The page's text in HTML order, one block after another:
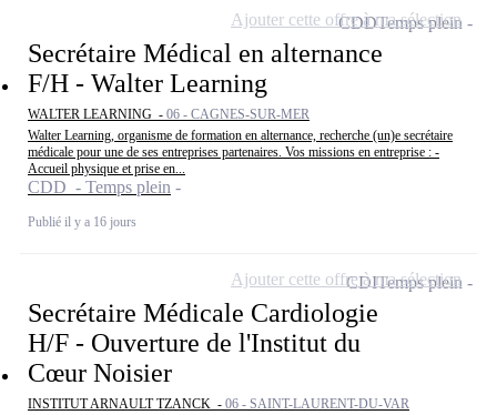
Secrétaire Médical en alternance
F/H - Walter Learning
WALTER LEARNING - 06 - CAGNES-SUR-MER
Walter Learning, organisme de formation en alternance, recherche (un)e secrétaire
médicale pour une de ses entreprises partenaires. Vos missions en entreprise : -
Accueil physique et prise en...
CDD - Temps plein
Publié il y a 16 jours
CDDTemps plein
Ajouter cette offre à ma sélection
Secrétaire Médicale Cardiologie
H/F - Ouverture de l'Institut du
Cœur Noisier
INSTITUT ARNAULT TZANCK - 06 - SAINT-LAURENT-DU-VAR
CDITemps plein
Ajouter cette offre à ma sélection